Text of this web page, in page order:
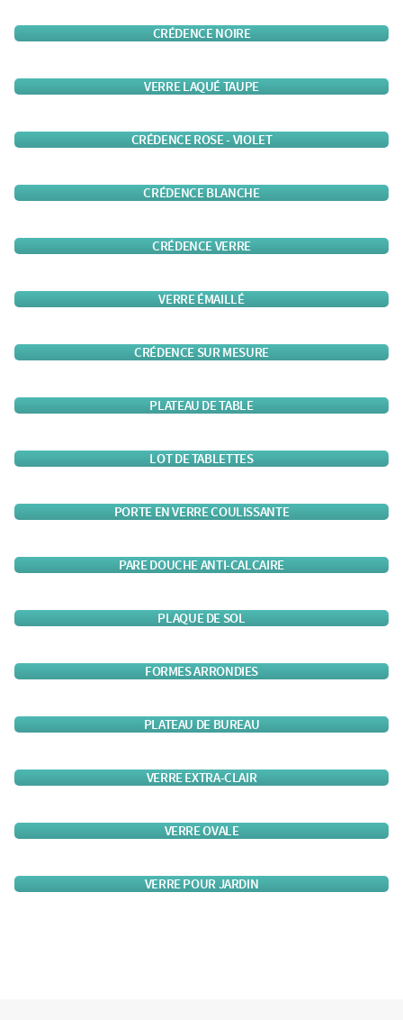
CRÉDENCE NOIRE
VERRE LAQUÉ TAUPE
CRÉDENCE ROSE - VIOLET
CRÉDENCE BLANCHE
CRÉDENCE VERRE
VERRE ÉMAILLÉ
CRÉDENCE SUR MESURE
PLATEAU DE TABLE
LOT DE TABLETTES
PORTE EN VERRE COULISSANTE
PARE DOUCHE ANTI-CALCAIRE
PLAQUE DE SOL
FORMES ARRONDIES
PLATEAU DE BUREAU
VERRE EXTRA-CLAIR
VERRE OVALE
VERRE POUR JARDIN